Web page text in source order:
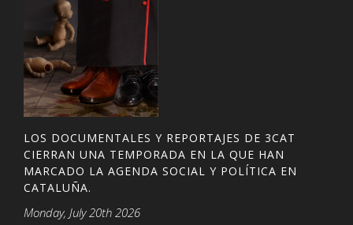
LOS DOCUMENTALES Y REPORTAJES DE 3CAT
CIERRAN UNA TEMPORADA EN LA QUE HAN
MARCADO LA AGENDA SOCIAL Y POLÍTICA EN
CATALUÑA.
Monday, July 20th 2026